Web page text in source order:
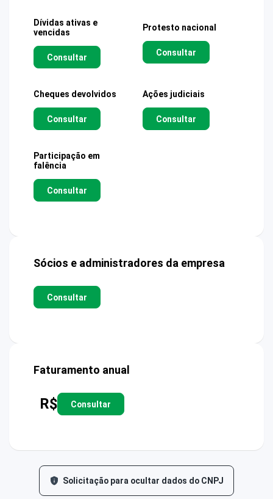
Dívidas ativas e
vencidas
Consultar
Protesto nacional
Consultar
Cheques devolvidos
Consultar
Ações judiciais
Consultar
Participação em
falência
Consultar
Sócios e administradores da empresa
Consultar
Faturamento anual
R$ Consultar
Solicitação para ocultar dados do CNPJ